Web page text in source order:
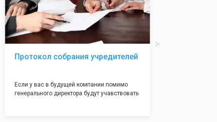
нём!
Протокол собрания учредителей
Если у вас в будущей компании помимо
генерального директора будут учавствовать